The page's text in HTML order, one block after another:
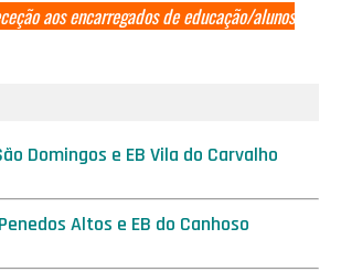
aos encarregados de educação/alunos
Domingos e EB Vila do Carvalho
Altos e EB do Canhoso